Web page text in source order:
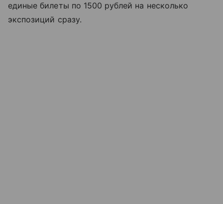
единые билеты по 1500 рублей на несколько
экспозиций сразу.